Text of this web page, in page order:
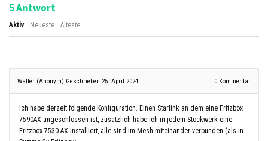
5Antwort
Aktiv Neueste Älteste
Walter (Anonym) Geschrieben 25. April 2024 0 Kommentar
Ich habe derzeit folgende Konfiguration. Einen Starlink an dem eine Fritzbox
7590AX angeschlossen ist, zusätzlich habe ich in jedem Stockwerk eine
Fritzbox 7530 AX installiert, alle sind im Mesh miteinander verbunden (als in